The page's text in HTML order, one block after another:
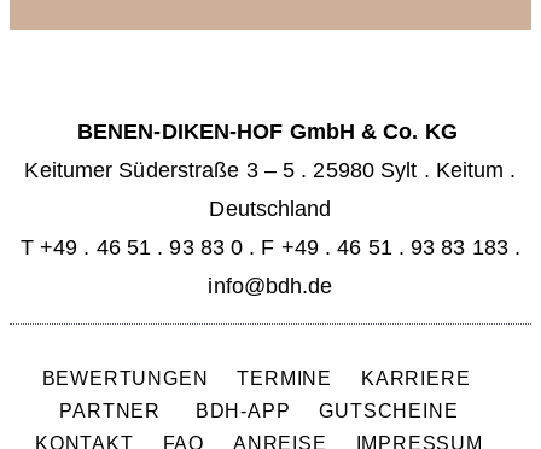
BENEN-DIKEN-HOF GmbH & Co. KG
Keitumer Süderstraße 3 – 5 . 25980 Sylt . Keitum .
Deutschland
T +49 . 46 51 . 93 83 0 . F +49 . 46 51 . 93 83 183 .
info@bdh.de
BEWERTUNGEN TERMINE
KARRIERE
PARTNER
BDH-APP
GUTSCHEINE
KONTAKT
FAQ ANREISE IMPRESSUM